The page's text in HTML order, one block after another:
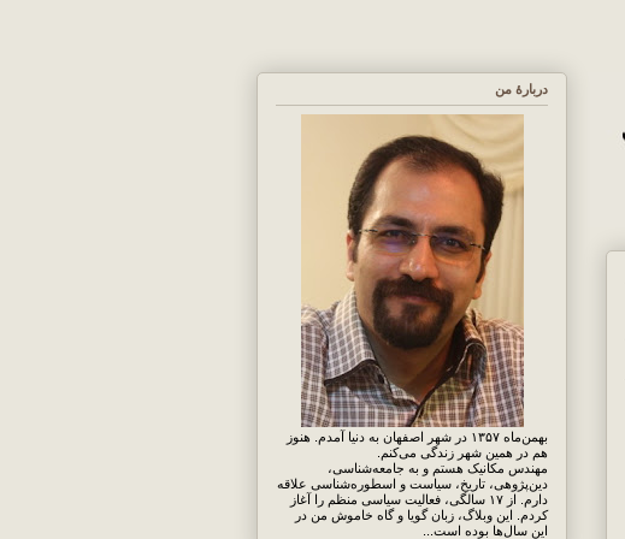
دربارهٔ من
بهمن‌ماه ۱۳۵۷ در شهر اصفهان به دنیا آمدم. هنوز
هم در همین شهر زندگی می‌کنم.
مهندس مکانیک هستم و به جامعه‌شناسی،
دین‌پژوهی، تاریخ، سیاست و اسطوره‌شناسی علاقه
دارم. از ۱۷ سالگی، فعالیت سیاسی منظم را آغاز
کردم. این وبلاگ، زبان گویا و گاه خاموش من در
این سال‌ها بوده است...